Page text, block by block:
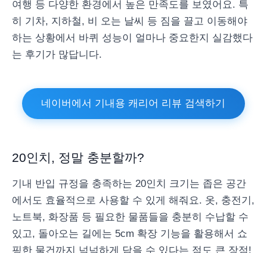
여행 등 다양한 환경에서 높은 만족도를 보였어요. 특
히 기차, 지하철, 비 오는 날씨 등 짐을 끌고 이동해야
하는 상황에서 바퀴 성능이 얼마나 중요한지 실감했다
는 후기가 많답니다.
네이버에서 기내용 캐리어 리뷰 검색하기
20인치, 정말 충분할까?
기내 반입 규정을 충족하는 20인치 크기는 좁은 공간
에서도 효율적으로 사용할 수 있게 해줘요. 옷, 충전기,
노트북, 화장품 등 필요한 물품들을 충분히 수납할 수
있고, 돌아오는 길에는 5cm 확장 기능을 활용해서 쇼
핑한 물건까지 넉넉하게 담을 수 있다는 점도 큰 장점!